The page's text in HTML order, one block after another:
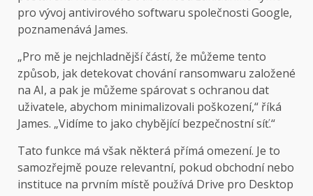
pro vývoj antivirového softwaru společnosti Google,
poznamenává James.
„Pro mě je nejchladnější částí, že můžeme tento
způsob, jak detekovat chování ransomwaru založené
na AI, a pak je můžeme spárovat s ochranou dat
uživatele, abychom minimalizovali poškození,“ říká
James. „Vidíme to jako chybějící bezpečnostní síť.“
Tato funkce má však některá přímá omezení. Je to
samozřejmě pouze relevantní, pokud obchodní nebo
instituce na prvním místě používá Drive pro Desktop